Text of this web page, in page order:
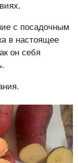
с посадочным
в настоящее
он себя